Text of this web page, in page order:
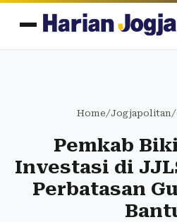
Home/Jogjapolitan/
Pemkab
Investasi di
Perbatasan